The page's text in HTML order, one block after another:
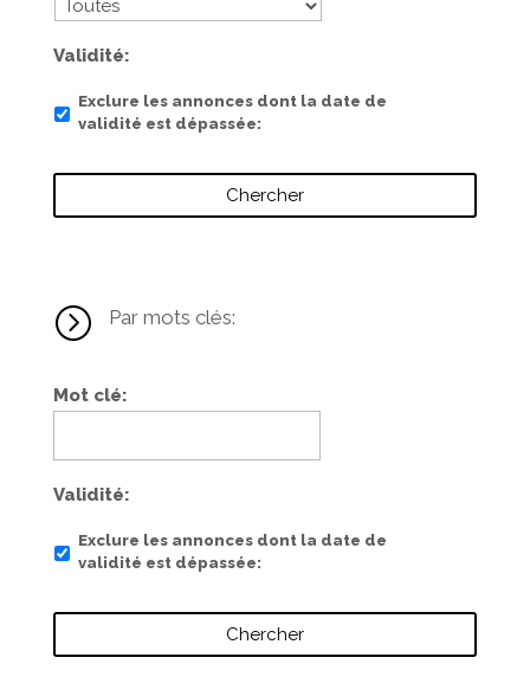
Validité
Exclure les annonces dont la date de
validité est dépassée
= Par mots clés:
Mot clé
Validité
Exclure les annonces dont la date de
validité est dépassée